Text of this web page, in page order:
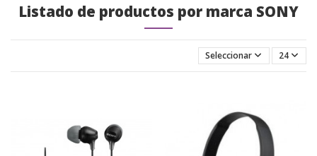
Listado de productos por marca SONY
Seleccionar 24